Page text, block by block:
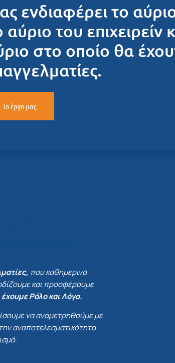
ενδιαφέρει το
αύριο του
στο οποίο θα
Το έργο μας
που καθημερινά
και προσφέρουμε
έχουμε Ρόλο και Λόγο.
να αναμετρηθούμε με
αναποτελεσματικότητα